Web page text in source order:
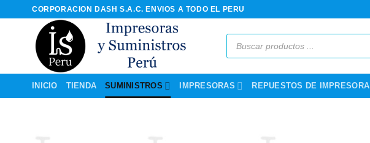
contenido
CORPORACION DASH S.A.C. ENVIOS A TODO EL PERU
Búsqueda
INICIO TIENDA SUMINISTROS IMPRESORAS REPUESTOS DE IMPRESORA